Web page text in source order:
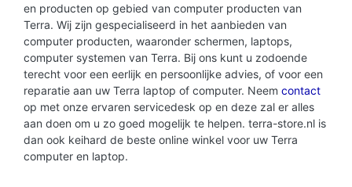
en producten op gebied van computer producten van
Terra. Wij zijn gespecialiseerd in het aanbieden van
computer producten, waaronder schermen, laptops,
computer systemen van Terra. Bij ons kunt u zodoende
terecht voor een eerlijk en persoonlijke advies, of voor een
reparatie aan uw Terra laptop of computer. Neem contact
op met onze ervaren servicedesk op en deze zal er alles
aan doen om u zo goed mogelijk te helpen. terra-store.nl is
dan ook keihard de beste online winkel voor uw Terra
computer en laptop.